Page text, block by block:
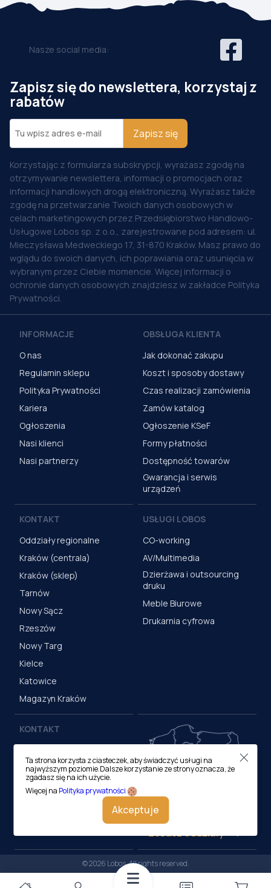
Nasze social media:
Zapisz się do newslettera, korzystaj z
rabatów
Zapisz się
Korzystając z formularza subskrypcji, wyrażasz zgodę na
otrzymywanie newslettera, informacji o promocjach oraz
informacji handlowych drogą elektroniczną. Wyrażasz także
zgodę na przetwarzanie Twoich danych osobowych w
celach marketingowych przez Przedsiębiorstwo Handlowo-
Usługowe Lobos sp. z o.o., zarejestrowane pod adresem: ul.
Mieczysława Medweckiego 17, 31-870 Kraków. Masz prawo do
wglądu do swoich danych, ich poprawiania oraz usunięcia w
wybranym przez Ciebie momencie. Więcej informacji o
ochronie danych osobowych znajdziesz w zakładce Polityka
Prywatności.
INFORMACJE
O nas
Regulamin sklepu
Polityka Prywatności
Kariera
Ogłoszenia
Nasi klienci
Nasi partnerzy
OBSŁUGA KLIENTA
Jak dokonać zakupu
Koszt i sposoby dostawy
Czas realizacji zamówienia
Zamów katalog
Ogłoszenie KSeF
Formy płatności
Dostępność towarów
Gwarancja i serwis
urządzeń
KONTAKT
Oddziały regionalne
Kraków (centrala)
Kraków (sklep)
Tarnów
Nowy Sącz
Rzeszów
Nowy Targ
Kielce
Katowice
Magazyn Kraków
USŁUGI LOBOS
CO-working
AV/Multimedia
Dzierżawa i outsourcing
druku
Meble Biurowe
Drukarnia cyfrowa
KONTAKT
ul. M. Medweckiego 17, 31-
870 Kraków
tel.:12 413 20 00
biuro@lobos.pl
Zobacz oddziały
© 2026 Lobos. All rights reserved.
Ta strona korzysta z ciasteczek, aby świadczyć usługi na
najwyższym poziomie.Dalsze korzystanie ze strony oznacza, że
zgadasz się na ich użycie.
Więcej na Polityka prywatności
Akceptuje